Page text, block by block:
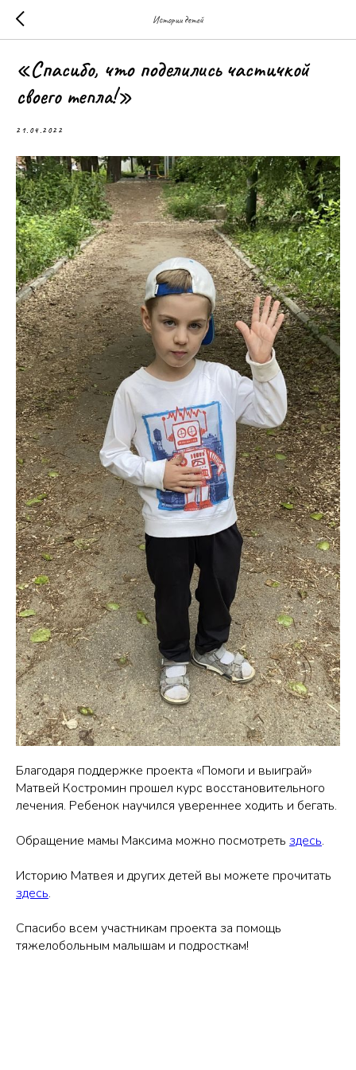
Истории детей
«Спасибо, что поделились частичкой
своего тепла!»
21.04.2022
Благодаря поддержке проекта «Помоги и выиграй»
Матвей Костромин прошел курс восстановительного
лечения. Ребенок научился увереннее ходить и бегать.
Обращение мамы Максима можно посмотреть здесь.
Историю Матвея и других детей вы можете прочитать
здесь.
Спасибо всем участникам проекта за помощь
тяжелобольным малышам и подросткам!